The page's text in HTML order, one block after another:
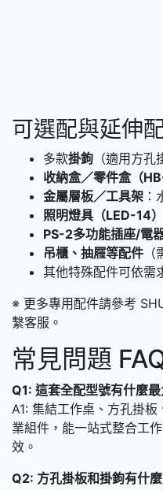
可選配與延伸
多款掛鉤 （適用方孔
收納盒／零件盒（
金屬層板／工具架
照明燈具（LED-14）
PS-2多功能插座/電
吊櫃、抽屜等配件
其他特殊配件可依需
※ 更多專用配件請參考
繫客服。
常見問題
Q1: 這套全配型號有什麼最
A1: 集結工作桌、方孔掛
業組件，能一站式整合工
效。
Q2: 方孔掛板和掛鉤有什